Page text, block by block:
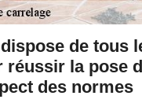
de tous
réussir la pose
des normes